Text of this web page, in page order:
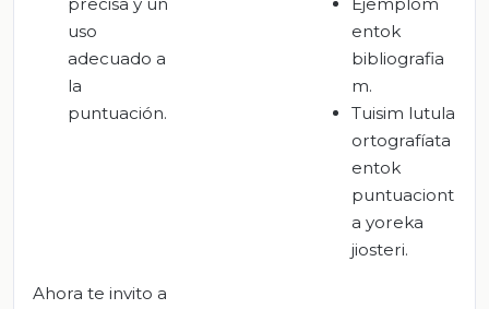
uso
adecuado a
la
puntuación.
entok
bibliografia
m.
Tuisim lutula
ortografíata
entok
puntuaciont
a yoreka
jiosteri.
Ahora te invito a